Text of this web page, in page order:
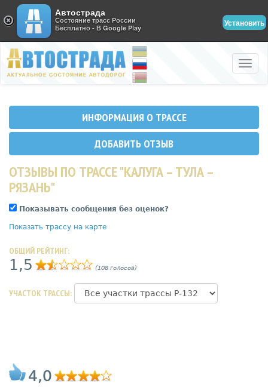
Автострада
Состояние трасс России
Бесплатно - В Google Play
Установить
Toggle
ИНФОРМАЦИЯ О ТРАССЕ
ДОБАВИТЬ ОТЗЫВ
ОТЗЫВЫ ПО ТРАССЕ "КАЛУГА – ТУЛА –
РЯЗАНЬ"
Показывать сообщения без оценок?
Показать трассу на карте
ОБЩИЙ РЕЙТИНГ:
1,5 (108 голосов)
УЧАСТОК ТРАССЫ:
4,0